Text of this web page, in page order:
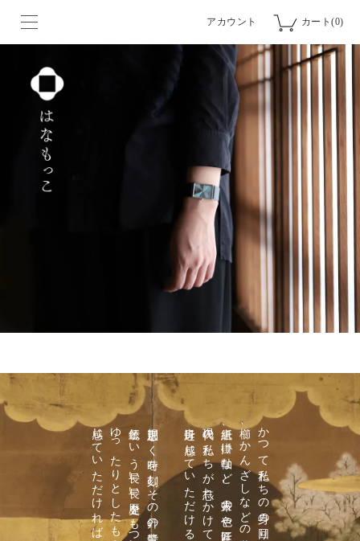
アカウント カート(0)
櫛、かんざしなどの装飾品や
身近に感じていただける腕時計です。
規則正しく時を刻むその針の背景に、
伝統という長い長い歴史をもつ、
感じていただければ幸いです。